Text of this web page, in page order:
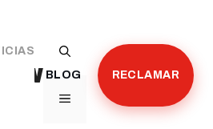
MENÚ
BLOG
RECLAMAR